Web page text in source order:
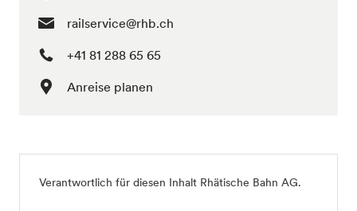
railservice@rhb.ch
+41 81 288 65 65
Anreise planen
Verantwortlich für diesen Inhalt Rhätische Bahn AG.